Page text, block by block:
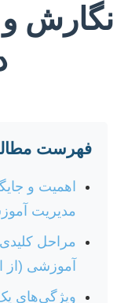
نگارش
فهرست
اهمیت و
مدیریت
مراحل کلیدی
آموزشی (از
ویژگی‌های